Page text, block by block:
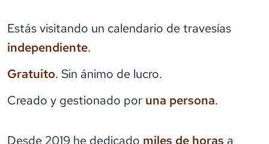
Estás visitando un calendario de travesías
independiente.
Gratuito. Sin ánimo de lucro.
Creado y gestionado por una persona.
Desde 2019 he dedicado miles de horas a